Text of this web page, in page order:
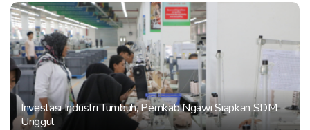
Investasi Industri Tumbuh, Pemkab Ngawi Siapkan SDM
Unggul